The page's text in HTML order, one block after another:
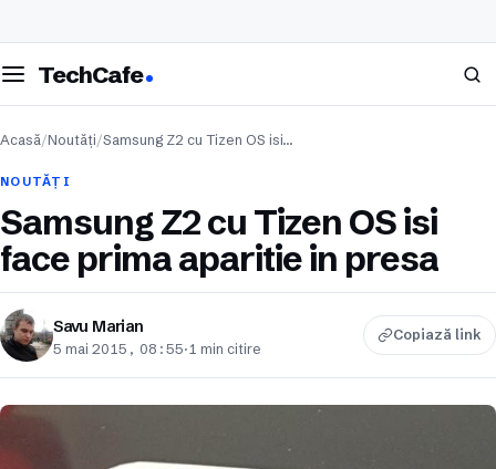
meniul
TechCafe Caută
Acasă/Noutăți/Samsung Z2 cu Tizen OS isi…
NOUTĂȚI
Samsung Z2 cu Tizen OS isi
face prima aparitie in presa
Savu Marian
5 mai 2015, 08:55·1 min citire
Copiază link